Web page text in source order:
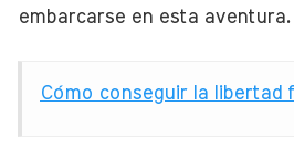
embarcarse en esta aventura.
Cómo conseguir la libertad